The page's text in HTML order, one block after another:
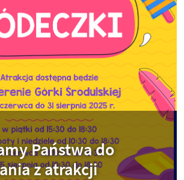
Państwa do
z atrakcji